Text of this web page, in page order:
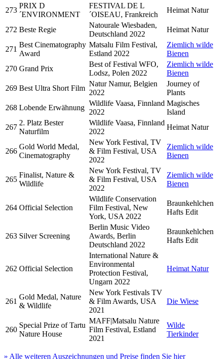
273
PRIX D
´ENVIRONMENT
FESTIVAL DE L
´OISEAU, Frankreich
Heimat Natur
272 Beste Regie
Natourale Wiesbaden,
Deutschland 2022
Heimat Natur
271
Best Cinematography
Award
Matsalu Film Festival,
Estland 2022
Ziemlich wilde
Bienen
270 Grand Prix
Best of Festival WFO,
Lodsz, Polen 2022
Ziemlich wilde
Bienen
269 Best Ultra Short Film
Natur Namur, Belgien
2022
Journey of
Plants
268 Lobende Erwähnung
Wildlife Vaasa, Finnland
2022
Magisches
Island
267
2. Platz Bester
Naturfilm
Wildlife Vaasa, Finnland
2022
Heimat Natur
266
Gold World Medal,
Cinematography
New York Festival, TV
& Film Festival, USA
2022
Ziemlich wilde
Bienen
265
Finalist, Nature &
Wildlife
New York Festival, TV
& Film Festival, USA
2022
Ziemlich wilde
Bienen
264 Official Selection
Wildlife Conservation
Film Festival, New
York, USA 2022
Braunkehlchen
Hafts Edit
263 Silver Screening
Berlin Music Video
Awards, Berlin
Deutschland 2022
Braunkehlchen
Hafts Edit
262 Official Selection
International Nature &
Environmental
Protection Festival,
Ungarn 2022
Heimat Natur
261
Gold Medal, Nature
& Wildlife
New York Festivals TV
& Film Awards, USA
2021
Die Wiese
260
Special Prize of Tartu
Nature House
MAFF|Matsalu Nature
Film Festival, Estland
2021
Wilde
Tierkinder
» Alle weiteren Auszeichnungen und Preise finden Sie hier